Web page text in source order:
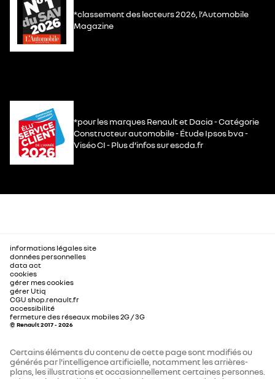
*classement des lecteurs 2026, l’Automobile
Magazine
*pour les marques Renault et Dacia - Catégorie
Constructeur automobile - Étude Ipsos bva -
Viséo CI - Plus d’infos sur escda.fr
informations légales site
données personnelles
data act
cookies
gérer mes cookies
gérer Utiq
CGU shop.renault.fr
accessibilité
fermeture des réseaux mobiles 2G / 3G
© Renault 2017 - 2026
Certains éléments du contenu de cette page sont modifiés ou
générés par l'intelligence artificielle, notamment les arrières-
plans, les illustrations et occasionnellement certaines personnes.